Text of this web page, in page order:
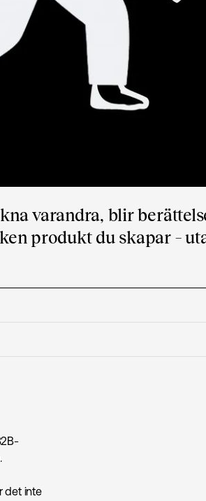
varandra, blir
produkt du skapar –
det inte